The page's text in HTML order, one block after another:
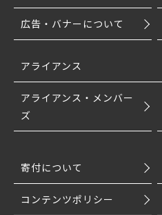
広告・バナーについて
アライアンス
アライアンス・メンバー
ズ
寄付について
コンテンツポリシー